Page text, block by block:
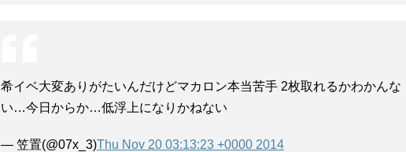
希イベ大変ありがたいんだけどマカロン本当苦手 2枚取れるかわかんな
い…今日からか…低浮上になりかねない
— 笠置(@07x_3)Thu Nov 20 03:13:23 +0000 2014